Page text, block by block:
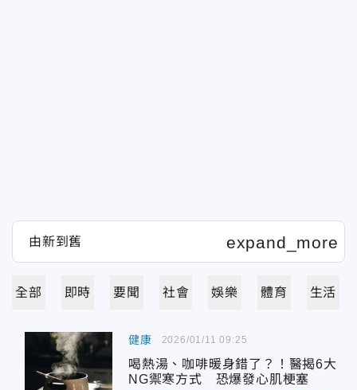
全部 即時 要聞 社會 娛樂 體育 生活
健康
喝熱湯、咖啡暖身錯了？！醫揭6大
NG禦寒方式 恐爆發心肌梗塞
2026/01/11 09:25